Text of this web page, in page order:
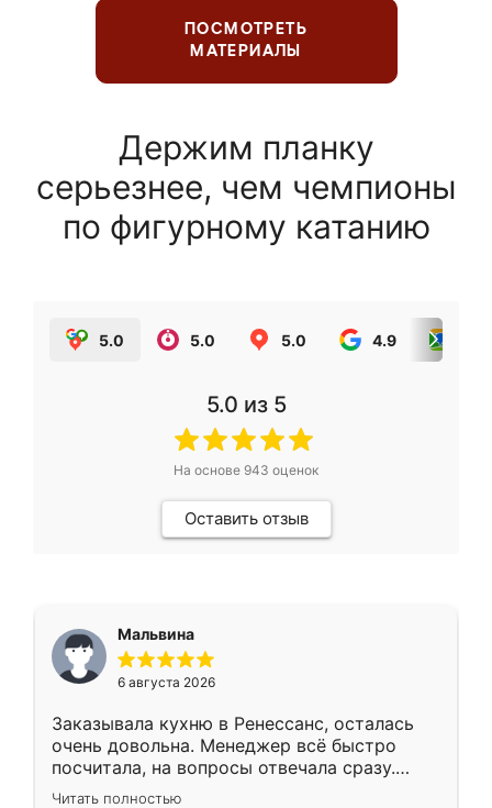
ПОСМОТРЕТЬ
МАТЕРИАЛЫ
Держим планку
серьезнее, чем чемпионы
по фигурному катанию
5.0 5.0 5.0 4.9
5.0 из 5
На основе 943 оценок
Оставить отзыв
Мальвина
6 августа 2026
Заказывала кухню в Ренессанс, осталась
очень довольна. Менеджер всё быстро
посчитала, на вопросы отвечала сразу.
Замерщик приехал в субботу, подошёл к
Читать полностью